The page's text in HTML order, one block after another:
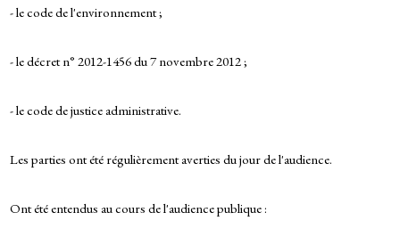
- le code de l'environnement ;
- le décret n° 2012-1456 du 7 novembre 2012 ;
- le code de justice administrative.
Les parties ont été régulièrement averties du jour de l'audience.
Ont été entendus au cours de l'audience publique :